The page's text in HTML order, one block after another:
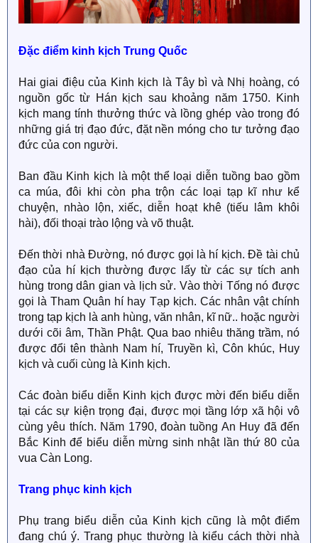
Đặc điểm kinh kịch Trung Quốc
Hai giai điệu của Kinh kịch là Tây bì và Nhị hoàng, có
nguồn gốc từ Hán kịch sau khoảng năm 1750. Kinh
kịch mang tính thưởng thức và lồng ghép vào trong đó
những giá trị đạo đức, đặt nền móng cho tư tưởng đạo
đức của con người.
Ban đầu Kinh kịch là một thể loại diễn tuồng bao gồm
ca múa, đôi khi còn pha trộn các loại tạp kĩ như kể
chuyện, nhào lộn, xiếc, diễn hoạt khê (tiếu lâm khôi
hài), đối thoại trào lộng và võ thuật.
Đến thời nhà Đường, nó được gọi là hí kịch. Đề tài chủ
đạo của hí kịch thường được lấy từ các sự tích anh
hùng trong dân gian và lịch sử. Vào thời Tống nó được
gọi là Tham Quân hí hay Tạp kịch. Các nhân vật chính
trong tạp kịch là anh hùng, văn nhân, kĩ nữ.. hoặc người
dưới cõi âm, Thần Phật. Qua bao nhiêu thăng trầm, nó
được đổi tên thành Nam hí, Truyền kì, Côn khúc, Huy
kịch và cuối cùng là Kinh kịch.
Các đoàn biểu diễn Kinh kịch được mời đến biểu diễn
tại các sự kiện trọng đại, được mọi tầng lớp xã hội vô
cùng yêu thích. Năm 1790, đoàn tuồng An Huy đã đến
Bắc Kinh để biểu diễn mừng sinh nhật lần thứ 80 của
vua Càn Long.
Trang phục kinh kịch
Phụ trang biểu diễn của Kinh kịch cũng là một điểm
đang chú ý. Trang phục thường là kiểu cách thời nhà